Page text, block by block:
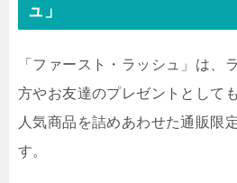
ュ」
「ファースト・ラッシュ」は、
方やお友達のプレゼントとして
人気商品を詰めあわせた通販限
す。